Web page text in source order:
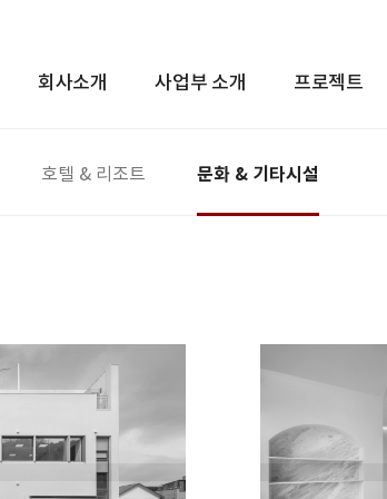
회사소개 사업부 소개 프로젝트
호텔 & 리조트 문화 & 기타시설